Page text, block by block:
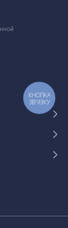
КНОПКА
ЗВ'ЯЗКУ